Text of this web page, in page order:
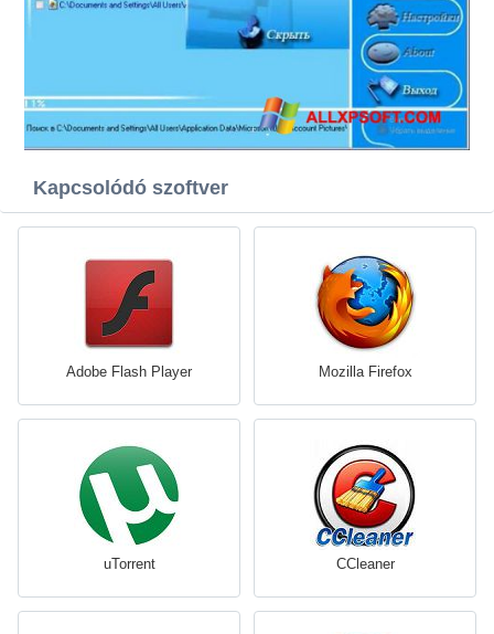
Kapcsolódó szoftver
Adobe Flash Player Mozilla Firefox
uTorrent CCleaner